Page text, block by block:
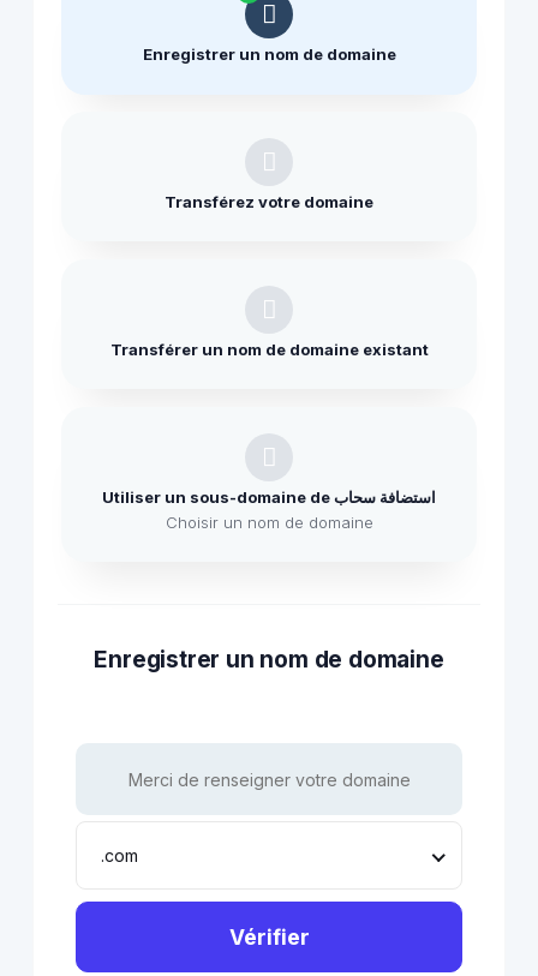
Enregistrer un nom de domaine
Transférez votre domaine
Transférer un nom de domaine existant
Utiliser un sous-domaine de استضافة سحاب
Choisir un nom de domaine
Enregistrer un nom de domaine
.com
Vérifier